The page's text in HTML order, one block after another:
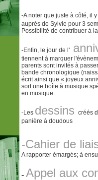
-A noter que juste à côté, il
auprès de Sylvie pour 3
Possibilité de contribuer à
-Enfin, le jour de l'
tiennent à marquer
parents sont invités à
bande chronologique
écrit ainsi que « joyeux
sort une boîte à musique
en musique.
-Les dessins créés
panière à doudous
-Cahier de
A rapporter émargés; à
- Appel aux